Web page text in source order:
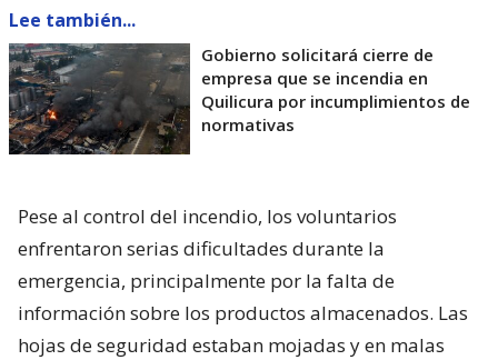
Lee también...
Gobierno solicitará cierre de
empresa que se incendia en
Quilicura por incumplimientos de
normativas
Pese al control del incendio, los voluntarios
enfrentaron serias dificultades durante la
emergencia, principalmente por la falta de
información sobre los productos almacenados. Las
hojas de seguridad estaban mojadas y en malas